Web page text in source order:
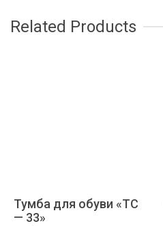
Related Products
Тумба для обуви «ТС
— 33»